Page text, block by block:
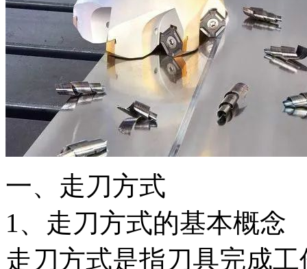
一、走刀方式
1、走刀方式的基本概念
走刀方式是指刀具完成